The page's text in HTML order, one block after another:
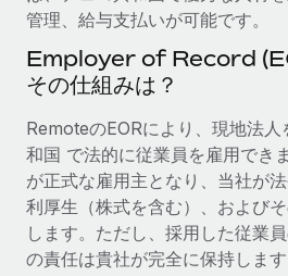
候補者の選考プロセスをシンプルに
コンプライアンスリスクを先回り
デバイス管理
ITデバイスを世界規模で提供・管理
法人設立
サポートを依頼する
すべてのリソースを表示する
ブログ
グローバル給与処理
EORおよびPEO
契約社員管理
管理、給与支払いが可能です。
Employer of Record
その仕組みは？
RemoteのEORにより、現地法
和国 で法的に従業員を雇用でき
が正式な雇用主となり、当社が
利厚生（株式を含む）、および
します。ただし、採用した従業
の責任は貴社が完全に保持します